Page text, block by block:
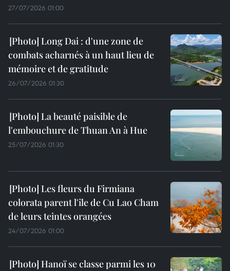
27/07/2026 01:00
Long Dai : d'une zone de
combats acharnés à un haut lieu de
mémoire et de gratitude
26/07/2026 01:30
La beauté paisible de
l'embouchure de Thuan An à Hue
25/07/2026 01:30
Les fleurs du Firmiana
colorata parent l'île de Cu Lao Cham
de leurs teintes orangées
24/07/2026 01:00
Hanoï se classe parmi les 10